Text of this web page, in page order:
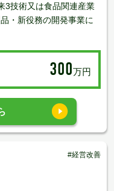
3技術又は食品関連産業
・新役務の開発事業に
300万円
#経営改善